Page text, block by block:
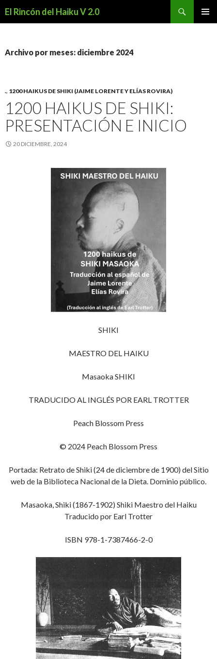
El Rincón del Haiku V 2.0
Archivo por meses: diciembre 2024
., 1200 HAIKUS DE SHIKI (JAIME LORENTE Y ELÍAS ROVIRA)
1200 HAIKUS DE SHIKI:
PRESENTACIÓN E INICIO
20 DICIEMBRE, 2024
SHIKI
MAESTRO DEL HAIKU
Masaoka SHIKI
TRADUCIDO AL INGLÉS POR EARL TROTTER
Peach Blossom Press
© 2024 Peach Blossom Press
Portada: Retrato de Shiki (24 de diciembre de 1900) del Sitio
web de la Biblioteca Nacional de la Dieta. Dominio público.
Masaoka, Shiki (1867-1902) Shiki Maestro del Haiku
Traducido por Earl Trotter
ISBN 978-1-7387466-2-0